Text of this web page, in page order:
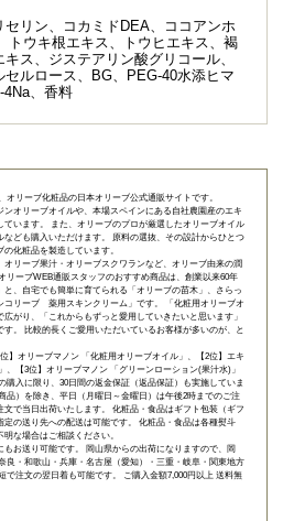
リン、コカミドDEA、ココアンホ
トウキ根エキス、トウヒエキス、褐
ス、ジステアリン酸グリコール、
ルロース、BG、PEG-40水添ヒマ
4Na、香料
オリーブ化粧品の日本オリーブ公式通販サイトです。
オリーブオイルや、本場スペインにある自社農園産のエキ
います。 また、オリーブのプロが厳選したオリーブオイル
ども購入いただけます。 原料の選抜、その設計からひとつ
化粧品を製造しています。
リーブ果汁・オリーブスクワランなど、オリーブ由来の潤
リーブWEB通販スタッフのおすすめ商品は、創業以来60年
」と、自宅でも簡単に育てられる「オリーブの苗木 」、さらっ
コリーブ 薬用スキンクリーム 」です。 「化粧用オリーブオ
がり、「これからもずっと愛用していきたいと思います」
す。 比較的長くご愛用いただいているお客様が多いのが、と
】オリーブマノン 「化粧用オリーブオイル 」、【2位】
エキ
、【3位】 オリーブマノン 「グリーンローション(果汁水)」
購入に限り、 30日間の返金保証（返品保証）
も実施していま
品）を除き、平日（月曜日～金曜日）は午後2時までのご注
で当日出荷いたします。 化粧品・食品はギフト包装（ギフ
定の送り先への配送は可能です。 化粧品・食品は各種熨斗
な場合はご相談ください。
お送り可能です。 岡山県からの出荷になりますので、岡
良・和歌山・兵庫・名古屋（愛知）・三重・岐阜・関東地方
で注文の翌日着も可能です。 ご購入金額7,000円以上 送料無